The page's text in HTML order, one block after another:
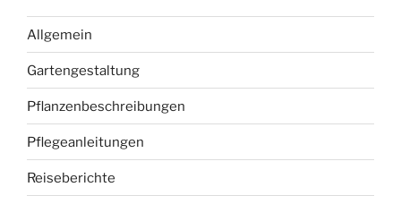
Allgemein
Gartengestaltung
Pflanzenbeschreibungen
Pflegeanleitungen
Reiseberichte